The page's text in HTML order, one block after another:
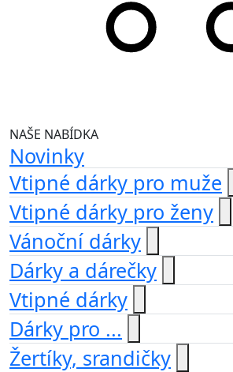
NAŠE NABÍDKA
Novinky
Vtipné dárky pro muže
Vtipné dárky pro ženy
Vánoční dárky
Dárky a dárečky
Vtipné dárky
Dárky pro ...
Žertíky, srandičky